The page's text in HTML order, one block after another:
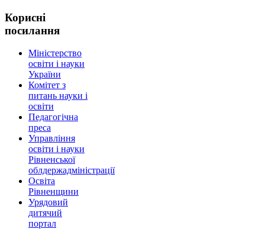
Корисні
посилання
Міністерство
освіти і науки
України
Комітет з
питань науки і
освіти
Педагогічна
преса
Управління
освіти і науки
Рівненської
облдержадміністрації
Освіта
Рівненщини
Урядовий
дитячий
портал